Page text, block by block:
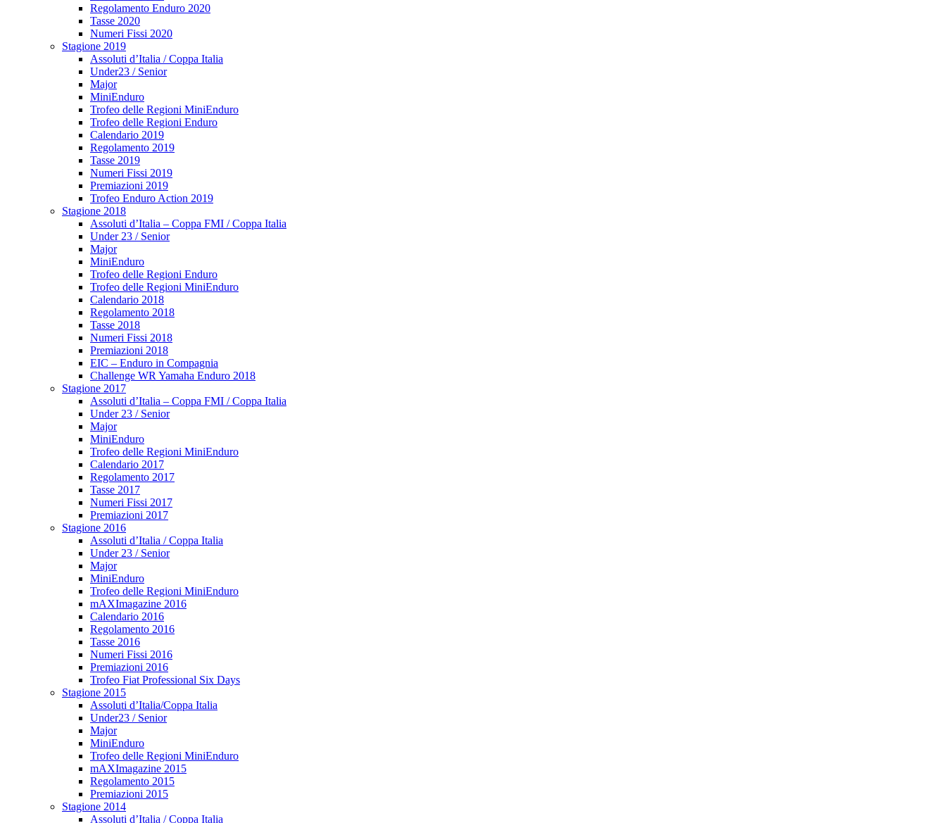
Regolamento Enduro 2020
Tasse 2020
Numeri Fissi 2020
Stagione 2019
Assoluti d’Italia / Coppa Italia
Under23 / Senior
Major
MiniEnduro
Trofeo delle Regioni MiniEnduro
Trofeo delle Regioni Enduro
Calendario 2019
Regolamento 2019
Tasse 2019
Numeri Fissi 2019
Premiazioni 2019
Trofeo Enduro Action 2019
Stagione 2018
Assoluti d’Italia – Coppa FMI / Coppa Italia
Under 23 / Senior
Major
MiniEnduro
Trofeo delle Regioni Enduro
Trofeo delle Regioni MiniEnduro
Calendario 2018
Regolamento 2018
Tasse 2018
Numeri Fissi 2018
Premiazioni 2018
EIC – Enduro in Compagnia
Challenge WR Yamaha Enduro 2018
Stagione 2017
Assoluti d’Italia – Coppa FMI / Coppa Italia
Under 23 / Senior
Major
MiniEnduro
Trofeo delle Regioni MiniEnduro
Calendario 2017
Regolamento 2017
Tasse 2017
Numeri Fissi 2017
Premiazioni 2017
Stagione 2016
Assoluti d’Italia / Coppa Italia
Under 23 / Senior
Major
MiniEnduro
Trofeo delle Regioni MiniEnduro
mAXImagazine 2016
Calendario 2016
Regolamento 2016
Tasse 2016
Numeri Fissi 2016
Premiazioni 2016
Trofeo Fiat Professional Six Days
Stagione 2015
Assoluti d’Italia/Coppa Italia
Under23 / Senior
Major
MiniEnduro
Trofeo delle Regioni MiniEnduro
mAXImagazine 2015
Regolamento 2015
Premiazioni 2015
Stagione 2014
Assoluti d’Italia / Coppa Italia